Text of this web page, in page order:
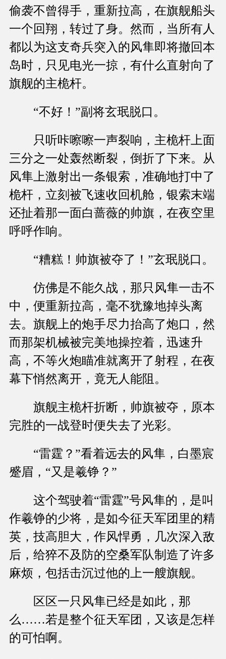
偷袭不曾得手，重新拉高，在旗舰船头
一个回翔，转过了身。然而，当所有人
都以为这支奇兵突入的风隼即将撤回本
岛时，只见电光一掠，有什么直射向了
旗舰的主桅杆。
“不好！”副将玄珉脱口。
只听咔嚓嚓一声裂响，主桅杆上面
三分之一处轰然断裂，倒折了下来。从
风隼上激射出一条银索，准确地打中了
桅杆，立刻被飞速收回机舱，银索末端
还扯着那一面白蔷薇的帅旗，在夜空里
呼呼作响。
“糟糕！帅旗被夺了！”玄珉脱口。
仿佛是不能久战，那只风隼一击不
中，便重新拉高，毫不犹豫地掉头离
去。旗舰上的炮手尽力抬高了炮口，然
而那架机械被完美地操控着，迅速升
高，不等火炮瞄准就离开了射程，在夜
幕下悄然离开，竟无人能阻。
旗舰主桅杆折断，帅旗被夺，原本
完胜的一战登时便失去了光彩。
“雷霆？”看着远去的风隼，白墨宸
蹙眉，“又是羲铮？”
这个驾驶着“雷霆”号风隼的，是叫
作羲铮的少将，是如今征天军团里的精
英，技高胆大，作风悍勇，几次深入敌
后，给猝不及防的空桑军队制造了许多
麻烦，包括击沉过他的上一艘旗舰。
区区一只风隼已经是如此，那
么……若是整个征天军团，又该是怎样
的可怕啊。